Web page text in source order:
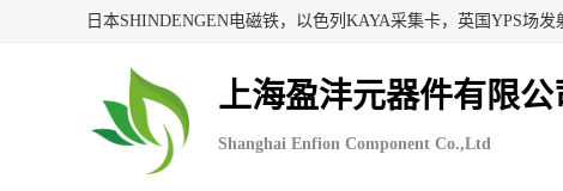
上海盈沣元器件有限公
Shanghai Enfion Component Co.,Ltd